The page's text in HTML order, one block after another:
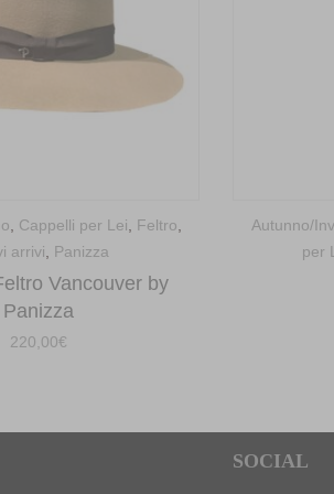
, Cappelli per Lei, Feltro,
arrivi, Panizza
Vancouver by
Panizza
220,00€
Autunno/
per
SOCIAL